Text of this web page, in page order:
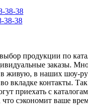
38-38
38-38
продукции по
заказы.
живую, в наших шоу-
вкладке контакты.
приехать с
что сэкономит ваше